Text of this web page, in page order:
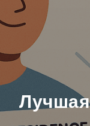
Лучшая